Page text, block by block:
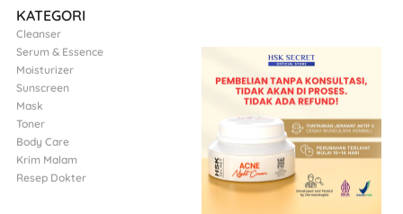
KATEGORI
Cleanser
Serum & Essence
Moisturizer
Sunscreen
Mask
Toner
Body Care
Krim Malam
Resep Dokter